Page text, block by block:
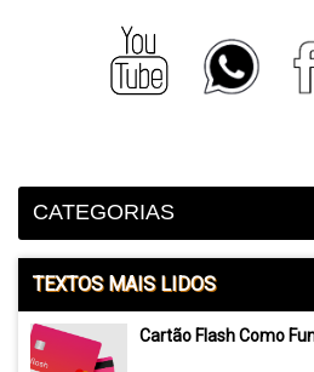
CATEGORIAS
TEXTOS MAIS LIDOS
Cartão Flash Como